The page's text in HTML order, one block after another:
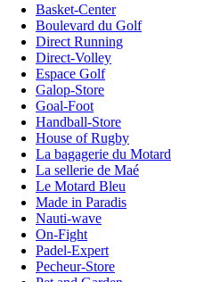
Basket-Center
Boulevard du Golf
Direct Running
Direct-Volley
Espace Golf
Galop-Store
Goal-Foot
Handball-Store
House of Rugby
La bagagerie du Motard
La sellerie de Maé
Le Motard Bleu
Made in Paradis
Nauti-wave
On-Fight
Padel-Expert
Pecheur-Store